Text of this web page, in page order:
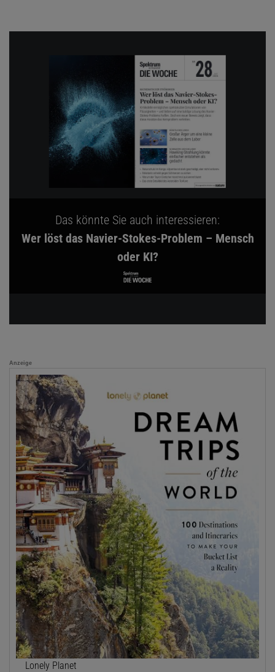
Das könnte Sie auch interessieren:
Wer löst das Navier-Stokes-Problem – Mensch
oder KI?
Anzeige
Lonely Planet